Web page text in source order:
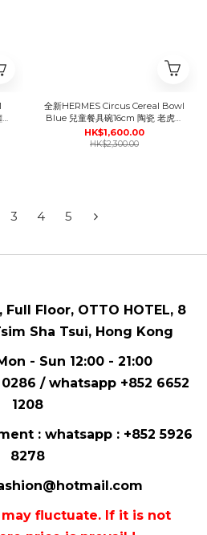
全新HERMES Circus Cereal Bowl
Blue 兒童餐具碗16cm 陶瓷 老虎與
球的馬戲團圖案#BRAND NEW #
香榭站正品
HK$1,600.00
HK$2,300.00
3 4 5
Full Floor, OTTO HOTEL, 8
Sha Tsui, Hong Kong
- Sun 12:00 - 21:00
/ whatsapp +852 6652
1208
: whatsapp : +852 5926
8278
fluctuate. If it is not